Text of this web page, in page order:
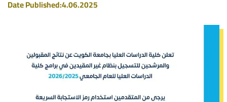
Date Published:4.06.2025